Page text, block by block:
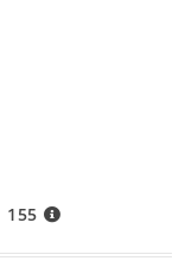
155